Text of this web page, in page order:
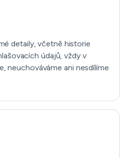
detaily, včetně historie
údajů, vždy v
neuchováváme ani nesdílíme